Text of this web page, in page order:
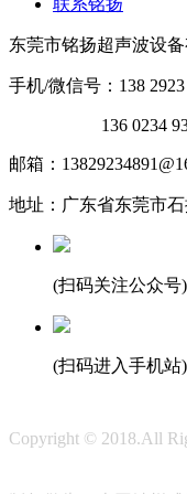
联系铭扬
东莞市铭扬超声波设
手机/微信号：138 2923
136 0234
邮箱：
地址：广东省东莞市
(扫码关注公众号)
(扫码进入手机站)
Copyright © 2018.All